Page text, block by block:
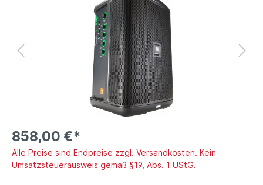
858,00 €*
Alle Preise sind Endpreise zzgl. Versandkosten. Kein
Umsatzsteuerausweis gemäß §19, Abs. 1 UStG.